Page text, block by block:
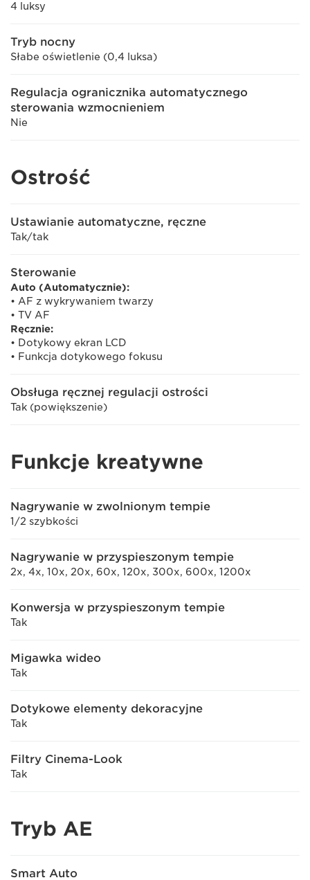
4 luksy
Tryb nocny
Słabe oświetlenie (0,4 luksa)
Regulacja ogranicznika automatycznego
sterowania wzmocnieniem
Nie
Ostrość
Ustawianie automatyczne, ręczne
Tak/tak
Sterowanie
Auto (Automatycznie):
• AF z wykrywaniem twarzy
• TV AF
Ręcznie:
• Dotykowy ekran LCD
• Funkcja dotykowego fokusu
Obsługa ręcznej regulacji ostrości
Tak (powiększenie)
Funkcje kreatywne
Nagrywanie w zwolnionym tempie
1/2 szybkości
Nagrywanie w przyspieszonym tempie
2x, 4x, 10x, 20x, 60x, 120x, 300x, 600x, 1200x
Konwersja w przyspieszonym tempie
Tak
Migawka wideo
Tak
Dotykowe elementy dekoracyjne
Tak
Filtry Cinema-Look
Tak
Tryb AE
Smart Auto